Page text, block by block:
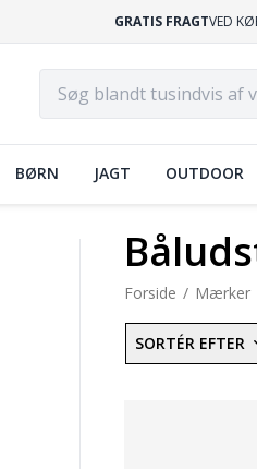
GRATIS FRAGTVED
BØRN JAGT OUTDOOR
Forside Mærker
SORTÉR EFTER